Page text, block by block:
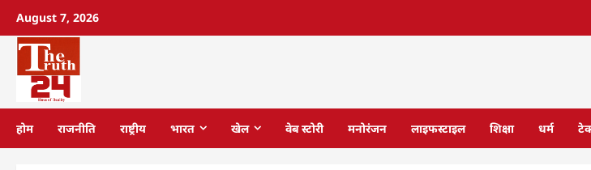
August 7, 2026
होम राजनीति राष्ट्रीय भारत खेल वेब स्टोरी मनोरंजन लाइफस्टाइल शिक्षा धर्म